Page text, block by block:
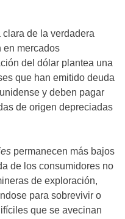
clara de la verdadera
en mercados
del dólar plantea una
que han emitido deuda
y deben pagar
de origen depreciadas
permanecen más bajos
de los consumidores no
de exploración,
para sobrevivir o
que se avecinan